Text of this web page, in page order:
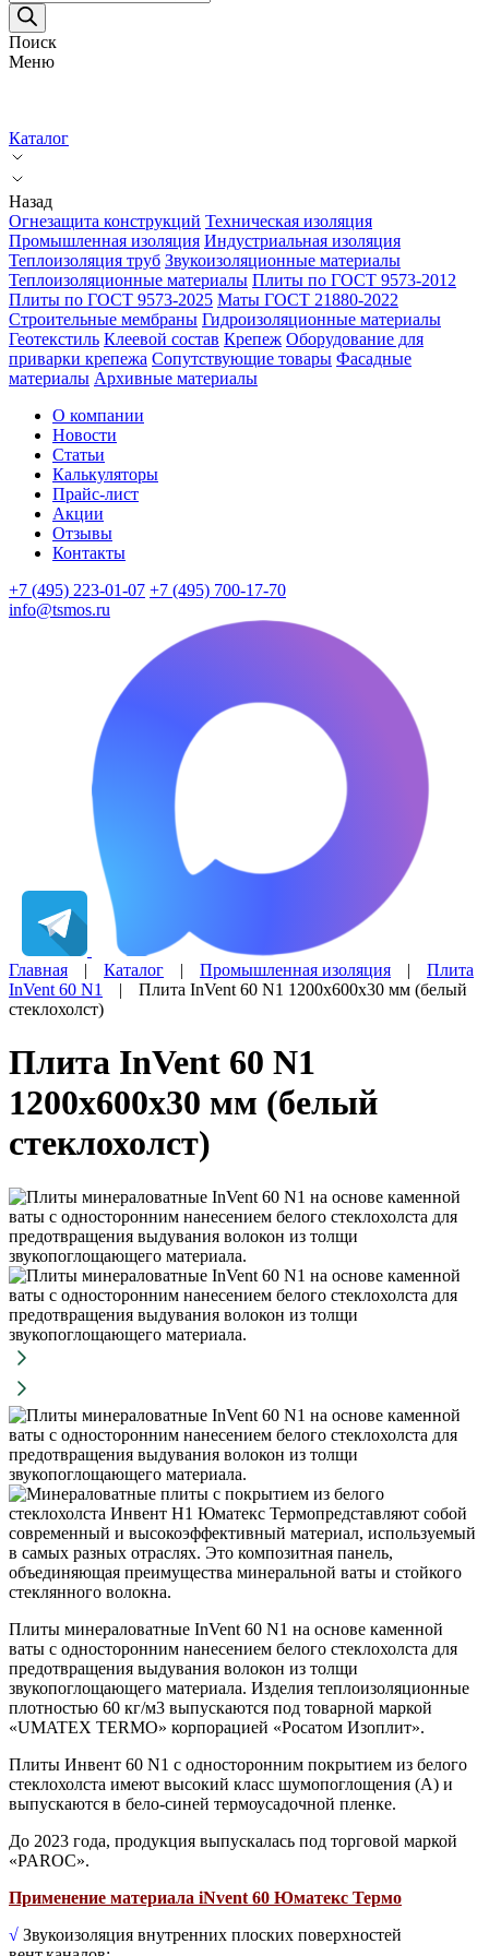
товаров
Поиск
Меню
Каталог
Назад
Огнезащита конструкций Техническая изоляция
Промышленная изоляция Индустриальная изоляция
Теплоизоляция труб Звукоизоляционные материалы
Теплоизоляционные материалы Плиты по ГОСТ 9573-2012
Плиты по ГОСТ 9573-2025 Маты ГОСТ 21880-2022
Строительные мембраны Гидроизоляционные материалы
Геотекстиль Клеевой состав Крепеж Оборудование для
приварки крепежа Сопутствующие товары Фасадные
материалы Архивные материалы
О компании
Новости
Статьи
Калькуляторы
Прайс-лист
Акции
Отзывы
Контакты
+7 (495) 223-01-07 +7 (495) 700-17-70
info@tsmos.ru
Главная | Каталог | Промышленная изоляция | Плита
InVent 60 N1
| Плита InVent 60 N1 1200х600х30 мм (белый
стеклохолст)
Плита InVent 60 N1
1200х600х30 мм (белый
стеклохолст)
Плиты минераловатные InVent 60 N1 на основе каменной
ваты с односторонним нанесением белого стеклохолста для
предотвращения выдувания волокон из толщи
звукопоглощающего материала. Изделия теплоизоляционные
плотностью 60 кг/м3 выпускаются под товарной маркой
«UMATEX TERMO» корпорацией «Росатом Изоплит».
Плиты Инвент 60 N1 с односторонним покрытием из белого
стеклохолста имеют высокий класс шумопоглощения (А) и
выпускаются в бело-синей термоусадочной пленке.
До 2023 года, продукция выпускалась под торговой маркой
«PAROC».
Применение материала iNvent 60 Юматекс Термо
√ Звукоизоляция внутренних плоских поверхностей